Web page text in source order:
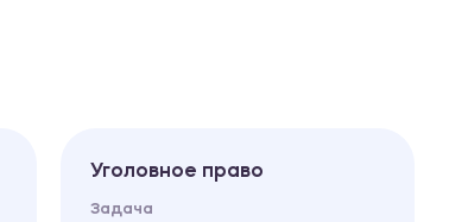
Уголовное право
Задача